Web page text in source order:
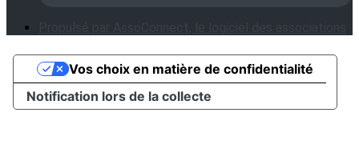
Notification lors de la collecte
Vos choix en matière de confidentialité